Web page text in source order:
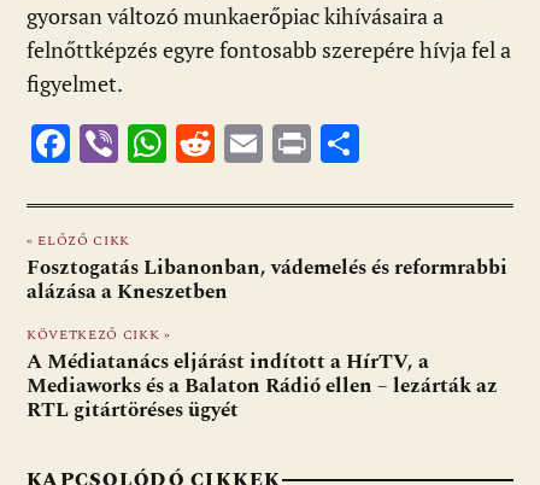
gyorsan változó munkaerőpiac kihívásaira a
felnőttképzés egyre fontosabb szerepére hívja fel a
figyelmet.
F
e
b
o
o
k
Vi
er
W
at
s
A
p
p
R
d
di
t
E
ai
l
Pr
t za
m
« ELŐZŐ CIKK
Fosztogatás Libanonban, vádemelés és reformrabbi
alázása a Kneszetben
KÖVETKEZŐ CIKK »
A Médiatanács eljárást indított a HírTV, a
Mediaworks és a Balaton Rádió ellen – lezárták az
RTL gitártöréses ügyét